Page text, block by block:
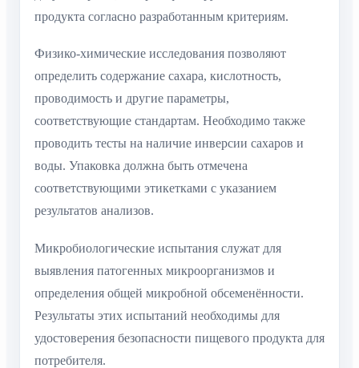
продукта согласно разработанным критериям.
Физико-химические исследования позволяют
определить содержание сахара, кислотность,
проводимость и другие параметры,
соответствующие стандартам. Необходимо также
проводить тесты на наличие инверсии сахаров и
воды. Упаковка должна быть отмечена
соответствующими этикетками с указанием
результатов анализов.
Микробиологические испытания служат для
выявления патогенных микроорганизмов и
определения общей микробной обсеменённости.
Результаты этих испытаний необходимы для
удостоверения безопасности пищевого продукта для
потребителя.